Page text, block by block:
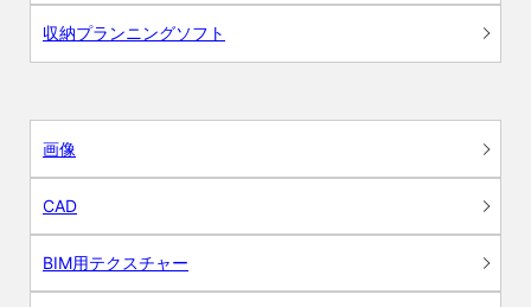
収納プランニングソフト
画像
CAD
BIM用テクスチャー